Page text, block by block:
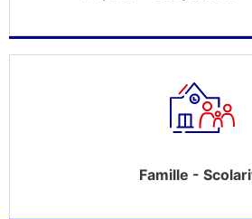
Famille -